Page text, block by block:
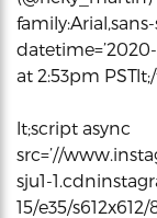
at 2:53pm
lt;script async
src=’//
sju1-
15/e35/